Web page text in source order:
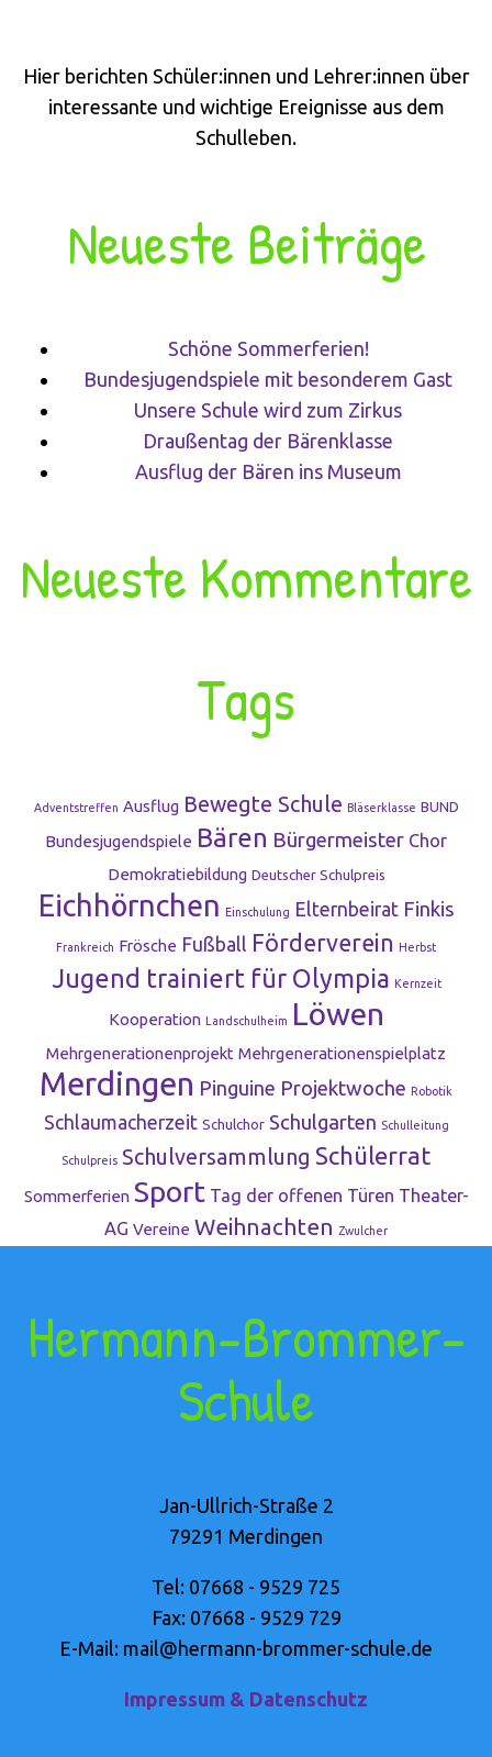
Hier berichten Schüler:innen und Lehrer:innen über
interessante und wichtige Ereignisse aus dem
Schulleben.
Neueste Beiträge
Schöne Sommerferien!
Bundesjugendspiele mit besonderem Gast
Unsere Schule wird zum Zirkus
Draußentag der Bärenklasse
Ausflug der Bären ins Museum
Neueste Kommentare
Tags
Adventstreffen Ausflug Bewegte Schule Bläserklasse BUND
Bundesjugendspiele Bären Bürgermeister Chor
Demokratiebildung Deutscher Schulpreis
Eichhörnchen Einschulung Elternbeirat Finkis
Frankreich Frösche Fußball Förderverein Herbst
Jugend trainiert für Olympia Kernzeit
Kooperation Landschulheim Löwen
Mehrgenerationenprojekt Mehrgenerationenspielplatz
Merdingen Pinguine Projektwoche Robotik
Schlaumacherzeit Schulchor Schulgarten Schulleitung
Schulpreis Schulversammlung Schülerrat
Sommerferien Sport Tag der offenen Türen Theater-
AG Vereine Weihnachten Zwulcher
Hermann-Brommer-
Schule
Jan-Ullrich-Straße 2
79291 Merdingen
Tel: 07668 - 9529 725
Fax: 07668 - 9529 729
E-Mail: mail@hermann-brommer-schule.de
Impressum & Datenschutz